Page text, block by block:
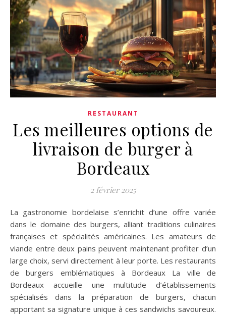
RESTAURANT
Les meilleures options de
livraison de burger à
Bordeaux
2 février 2025
La gastronomie bordelaise s’enrichit d’une offre variée
dans le domaine des burgers, alliant traditions culinaires
françaises et spécialités américaines. Les amateurs de
viande entre deux pains peuvent maintenant profiter d’un
large choix, servi directement à leur porte. Les restaurants
de burgers emblématiques à Bordeaux La ville de
Bordeaux accueille une multitude d’établissements
spécialisés dans la préparation de burgers, chacun
apportant sa signature unique à ces sandwichs savoureux.